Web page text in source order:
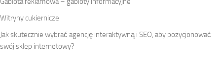
Witryny cukiernicze
Jak skutecznie wybrać agencję interaktywną i SEO, aby pozycjonować
swój sklep internetowy?